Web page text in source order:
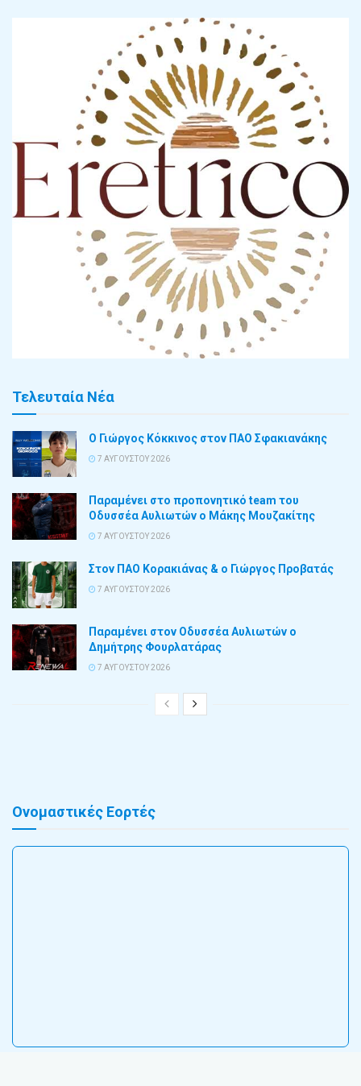
Τελευταία Νέα
Ο Γιώργος Κόκκινος στον ΠΑΟ Σφακιανάκης
7 ΑΥΓΟΎΣΤΟΥ 2026
Παραμένει στο προπονητικό team του
Οδυσσέα Αυλιωτών ο Μάκης Μουζακίτης
7 ΑΥΓΟΎΣΤΟΥ 2026
Στον ΠΑΟ Κορακιάνας & ο Γιώργος Προβατάς
7 ΑΥΓΟΎΣΤΟΥ 2026
Παραμένει στον Οδυσσέα Αυλιωτών ο
Δημήτρης Φουρλατάρας
7 ΑΥΓΟΎΣΤΟΥ 2026
Ονομαστικές Εορτές